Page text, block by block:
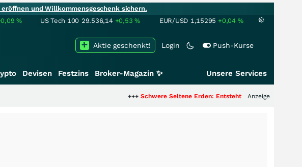
und Willkommensgeschenk sichern.
% US Tech 100 29.536,14 +0,53% EUR/USD 1,15295 +0,04 %
Login Push-Kurse
Aktie geschenkt!
Devisen Festzins Broker-Magazin ✨ Unsere Services
Schwere Seltene Erden: Entsteht hier die nächste
Anzeige